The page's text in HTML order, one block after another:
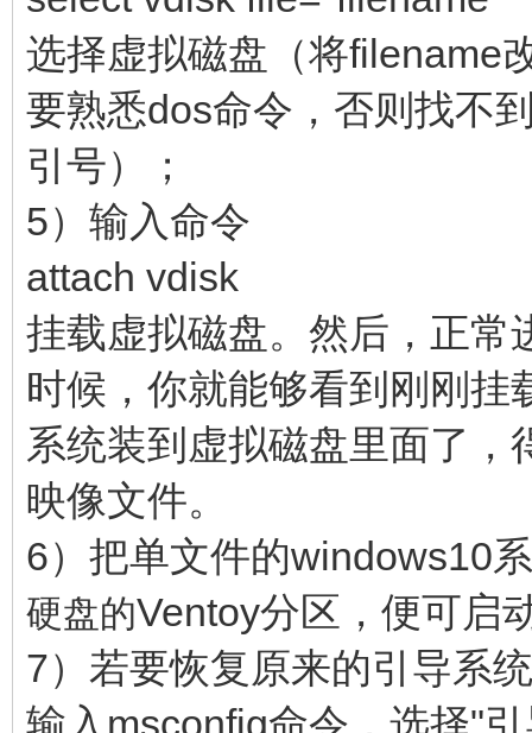
选择虚拟磁盘（将filename
要熟悉dos命令，否则找不
引号）；
5）输入命令
attach vdisk
挂载虚拟磁盘。然后，正常
时候，你就能够看到刚刚挂
系统装到虚拟磁盘里面了
映像文件。
6）把单文件的windows10
硬盘的Ventoy分区，便可启
7）若要恢复原来的引导系
输入msconfig命令，选择"